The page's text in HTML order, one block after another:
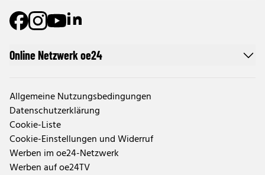
Online Netzwerk oe24
Allgemeine Nutzungsbedingungen
Datenschutzerklärung
Cookie-Liste
Cookie-Einstellungen und Widerruf
Werben im oe24-Netzwerk
Werben auf oe24TV